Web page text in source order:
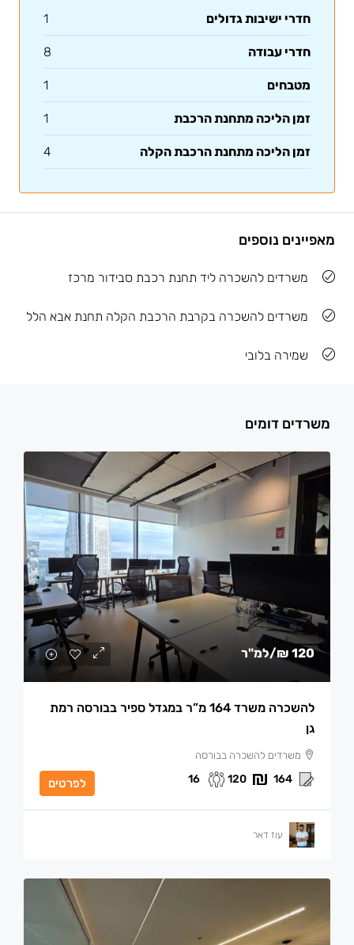
חדרי ישיבות גדולים 1
חדרי עבודה 8
מטבחים 1
זמן הליכה מתחנת הרכבת 1
זמן הליכה מתחנת הרכבת הקלה 4
מאפיינים נוספים
משרדים להשכרה ליד תחנת רכבת סבידור מרכז
משרדים להשכרה בקרבת הרכבת הקלה תחנת אבא הלל
שמירה בלובי
משרדים דומים
120 ₪ /למ"ר
להשכרה משרד 164 מ”ר במגדל ספיר בבורסה רמת
גן
משרדים להשכרה בבורסה
164
120
16 לפרטים
עוז דאר